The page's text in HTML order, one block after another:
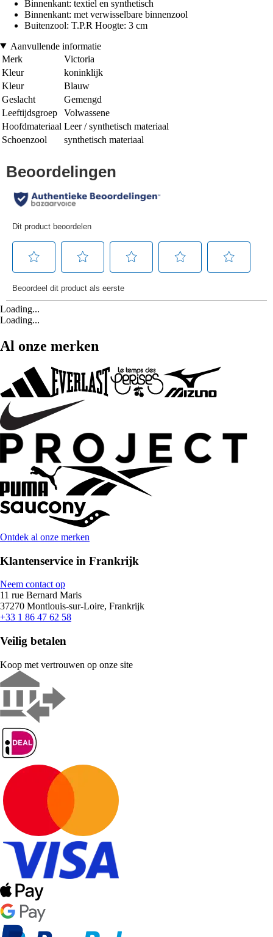
Binnenkant: textiel en synthetisch
Binnenkant: met verwisselbare binnenzool
Buitenzool: T.P.R Hoogte: 3 cm
Aanvullende informatie
Merk
Victoria
Kleur
koninklijk
Kleur
Blauw
Geslacht
Gemengd
Leeftijdsgroep
Volwassene
Hoofdmateriaal Leer / synthetisch materiaal
Schoenzool
synthetisch materiaal
Loading...
Loading...
Al onze merken
Ontdek al onze merken
Klantenservice in Frankrijk
Neem contact op
11 rue Bernard Maris
37270 Montlouis-sur-Loire, Frankrijk
+33 1 86 47 62 58
Veilig betalen
Koop met vertrouwen op onze site